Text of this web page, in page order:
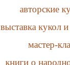
авторские
выставка кукол
мастер-
книги о